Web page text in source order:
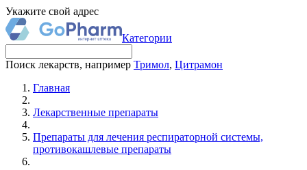
Укажите свой адрес
Категории
Поиск лекарств, например Тримол, Цитрамон
Главная
Лекарственные препараты
Препараты для лечения респираторной системы,
противокашлевые препараты